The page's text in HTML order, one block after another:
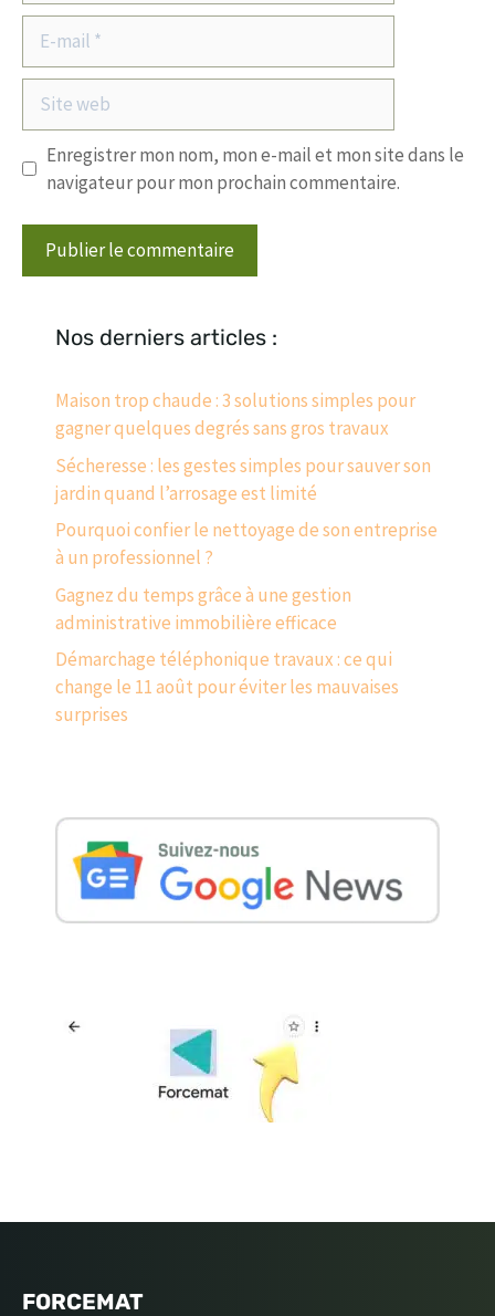
mail
Site
web
Enregistrer mon nom, mon e-mail et mon site dans le
navigateur pour mon prochain commentaire.
Nos derniers articles :
Maison trop chaude : 3 solutions simples pour
gagner quelques degrés sans gros travaux
Sécheresse : les gestes simples pour sauver son
jardin quand l’arrosage est limité
Pourquoi confier le nettoyage de son entreprise
à un professionnel ?
Gagnez du temps grâce à une gestion
administrative immobilière efficace
Démarchage téléphonique travaux : ce qui
change le 11 août pour éviter les mauvaises
surprises
FORCEMAT